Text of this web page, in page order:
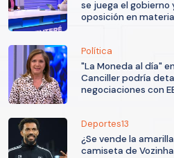
se juega el
oposición en
Política
"La Moneda al día"
Canciller podría
negociaciones con
Deportes13
¿Se vende la
camiseta de